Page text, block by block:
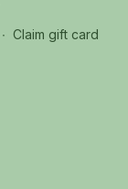
∙ Claim gift card